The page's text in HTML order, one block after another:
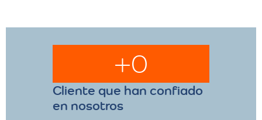
Cliente que han confiado
en nosotros
+0